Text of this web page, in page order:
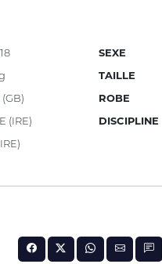
(IRE)
SEXE
TAILLE
ROBE
DISCIPLINE